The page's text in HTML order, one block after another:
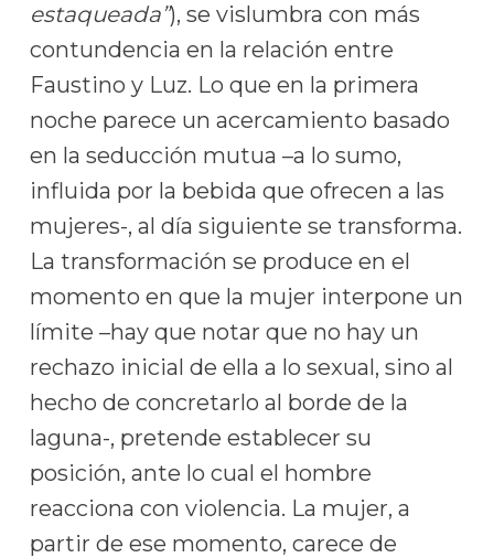
estaqueada”), se vislumbra con más
contundencia en la relación entre
Faustino y Luz. Lo que en la primera
noche parece un acercamiento basado
en la seducción mutua –a lo sumo,
influida por la bebida que ofrecen a las
mujeres-, al día siguiente se transforma.
La transformación se produce en el
momento en que la mujer interpone un
límite –hay que notar que no hay un
rechazo inicial de ella a lo sexual, sino al
hecho de concretarlo al borde de la
laguna-, pretende establecer su
posición, ante lo cual el hombre
reacciona con violencia. La mujer, a
partir de ese momento, carece de